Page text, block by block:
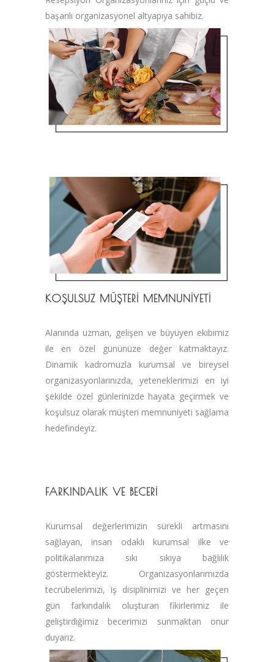
başarılı organizasyonel altyapıya sahibiz.
KOŞULSUZ MÜŞTERİ MEMNUNİYETİ
Alanında uzman, gelişen ve büyüyen ekibimiz
ile en özel gününüze değer katmaktayız.
Dinamik kadromuzla kurumsal ve bireysel
organizasyonlarınızda, yeteneklerimizi en iyi
şekilde özel günlerinizde hayata geçirmek ve
koşulsuz olarak müşteri memnuniyeti sağlama
hedefindeyiz.
FARKINDALIK VE BECERİ
Kurumsal değerlerimizin sürekli artmasını
sağlayan, insan odaklı kurumsal ilke ve
politikalarımıza sıkı sıkıya bağlılık
göstermekteyiz. Organizasyonlarımızda
tecrübelerimizi, iş disiplinimizi ve her geçen
gün farkındalık oluşturan fikirlerimiz ile
geliştirdiğimiz becerimizi sunmaktan onur
duyarız.